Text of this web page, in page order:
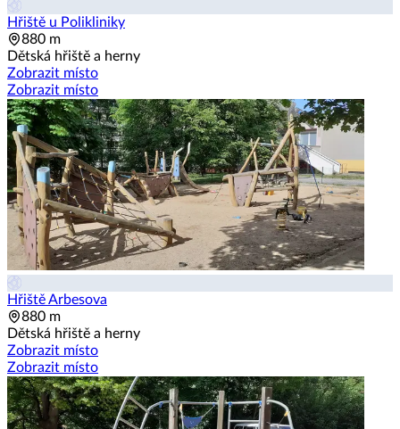
Hřiště u Polikliniky
880 m
Dětská hřiště a herny
Zobrazit místo
Zobrazit místo
Hřiště Arbesova
880 m
Dětská hřiště a herny
Zobrazit místo
Zobrazit místo